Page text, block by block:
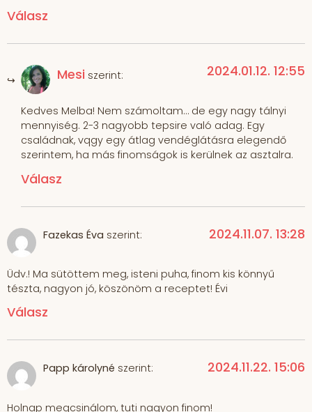
Válasz
Mesi szerint: 2024.01.12. 12:55
Kedves Melba! Nem számoltam… de egy nagy tálnyi
mennyiség. 2-3 nagyobb tepsire való adag. Egy
családnak, vqgy egy átlag vendéglátásra elegendő
szerintem, ha más finomságok is kerülnek az asztalra.
Válasz
Fazekas Éva szerint: 2024.11.07. 13:28
Üdv.! Ma sütöttem meg, isteni puha, finom kis könnyű
tészta, nagyon jó, köszönöm a receptet! Évi
Válasz
Papp károlyné szerint: 2024.11.22. 15:06
Holnap megcsinálom, tuti nagyon finom!